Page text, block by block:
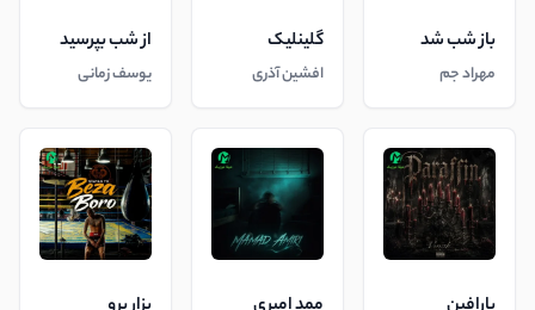
باز شب شد
مهراد جم
گلینلیک
افشین آذری
از شب بپرسید
یوسف زمانی